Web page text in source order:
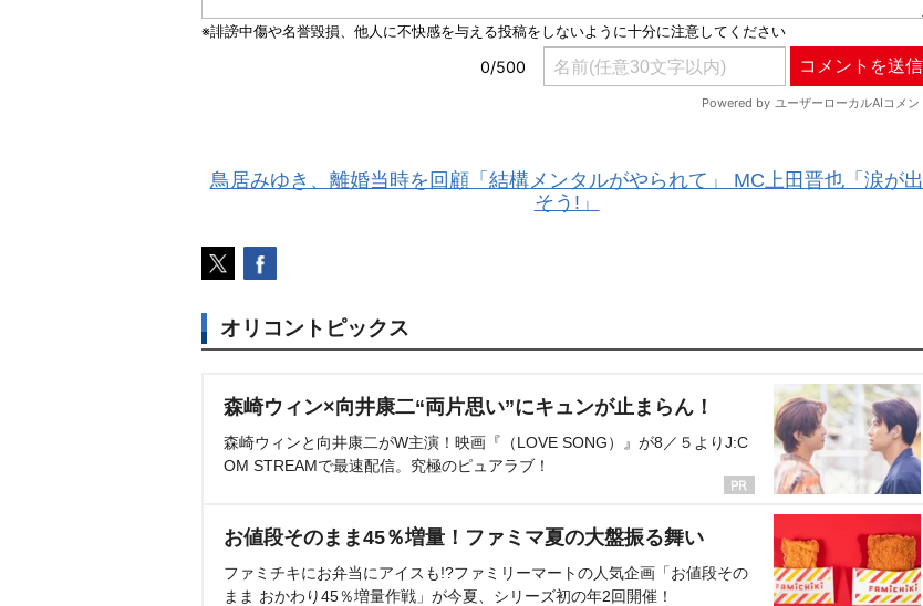
鳥居みゆき、離婚当時を回顧「結構メンタルがやられて」 MC上田晋也「涙が出
そう!」
オリコントピックス
森崎ウィン×向井康二“両片思い”にキュンが止まらん！
森崎ウィンと向井康二がW主演！映画『（LOVE SONG）』が8／５よりJ:C
OM STREAMで最速配信。究極のピュアラブ！
お値段そのまま45％増量！ファミマ夏の大盤振る舞い
ファミチキにお弁当にアイスも!?ファミリーマートの人気企画「お値段その
まま おかわり45％増量作戦」が今夏、シリーズ初の年2回開催！